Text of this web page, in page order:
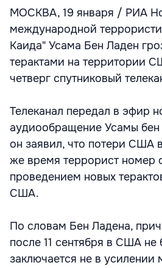
МОСКВА, 19 января / РИА
международной
Каида" Усама Бен Ладен
терактами на территории
четверг спутниковый
Телеканал передал в эфир
аудиообращение Усамы
он заявил, что потери США
же время террорист номер
проведением новых
США.
По словам Бен Ладена,
после 11 сентября в США не
заключается не в усилении